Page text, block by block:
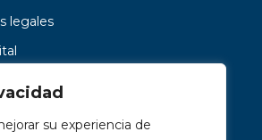
su experiencia de
legales